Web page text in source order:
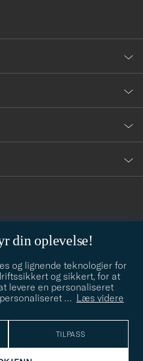
din oplevelse!
og lignende teknologier for
og sikkert, for at
levere en personaliseret
… Læs videre
TILPASS